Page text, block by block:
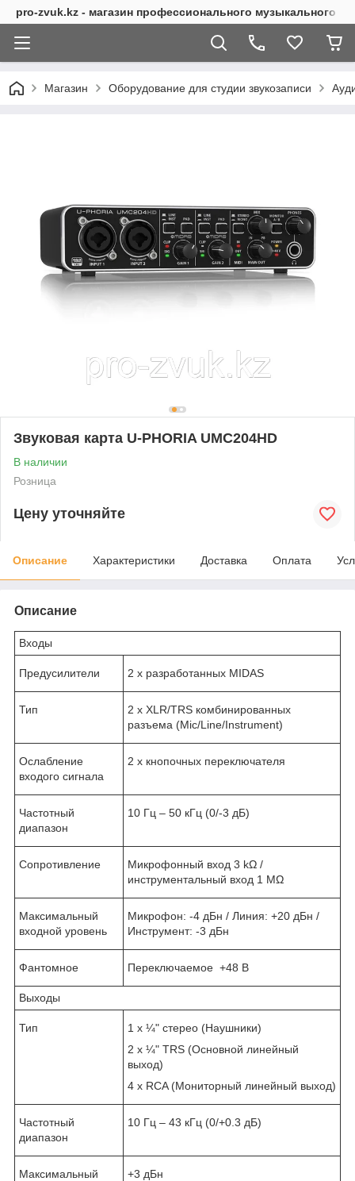
pro-zvuk.kz - магазин профессионального музыкального
Магазин Оборудование для студии звукозаписи
Звуковая карта U-PHORIA UMC204HD
В наличии
Розница
Цену уточняйте
Описание Характеристики Доставка Оплата
Описание
Входы
Предусилители 2 х разработанных MIDAS
Тип
2 х XLR/TRS комбинированных
разъема (Mic/Line/Instrument)
Ослабление
входого сигнала
2 х кнопочных переключателя
Частотный
диапазон
10 Гц – 50 кГц (0/-3 дБ)
Сопротивление
Микрофонный вход 3 kΩ /
инструментальный вход 1 МΩ
Максимальный
входной уровень
Микрофон: -4 дБн / Линия: +20 дБн /
Инструмент: -3 дБн
Фантомное Переключаемое +48 В
Выходы
Тип
1 х ¼" стерео (Наушники)
2 х ¼" TRS (Основной линейный
выход)
4 х RCA (Мониторный линейный выход)
Частотный
диапазон
10 Гц – 43 кГц (0/+0.3 дБ)
Максимальный
+3 дБн